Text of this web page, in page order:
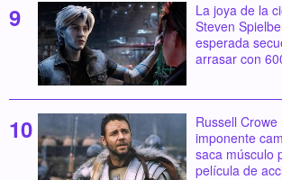
La joya de la
Steven
esperada
arrasar con
Russell
imponente
saca músculo
película de